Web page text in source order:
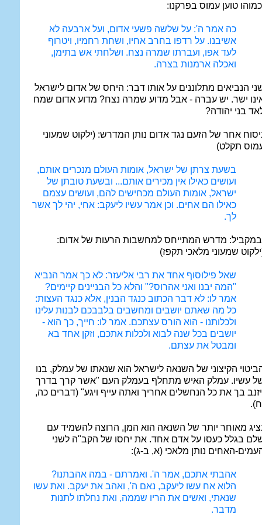
טוען עמוס בפרקנו:
כה אמר ה': על שלשה פשעי אדום, ועל ארבעה לא
אשיבנו. על רדפו בחרב אחיו, ושחת רחמיו, ויטרוף
לעד אפו, ועברתו שמרה נצח. ושלחתי אש בתימן,
ואכלה ארמנות בצרה.
הנביאים מתלוננים על אותו דבר: היחס של אדום לישראל
ישר. יש עברה - אבל מדוע שמרה נצח? מדוע אדום שמח
בני יהודה?
אחר של הזעם נגד אדום נותן המדרש: (ילקוט שמעוני
תקלט)
בשעת צרתן של ישראל, אומות העולם מנכרים אותם,
ועושים כאילו אין מכירים אותם... ובשעת טובתן של
ישראל, אומות העולם מכחישים להם, ועושים עצמם
כאילו הם אחים. וכן אמר עשיו ליעקב: אחי, יהי לך אשר
לך.
מדרש המתייחס למחשבות הרעות של אדום:
שמעוני מלאכי תקפז)
שאל פילוסוף אחד את רבי אליעזר: לא כך אמר הנביא
"המה יבנו ואני אהרוס?" והלא כל הבניינים קיימים?
אמר לו: לא דבר הכתוב כנגד הבנין, אלא כנגד העצות:
כל מה שאתם יושבים ומחשבים בלבבכם לבנות עלינו
ולכלותנו - הוא הורס עצתכם. אמר לו: חייך, כך הוא -
יושבים בכל שנה לבוא ולכלות אתכם, וזקן אחד בא
ומבטל את עצתם.
הקיצוני של השנאה לישראל הוא שנאתו של עמלק, בנו
עשיו. עמלק האיש מתחלף בעמלק העם "אשר קרך בדרך
בך את כל הנחשלים אחריך ואתה עייף ויגע" (דברים כה,
מאוחר יותר של השנאה הוא המן, הרוצה להשמיד עם
בגלל כעסו על אדם אחד. את יחסו של הקב"ה לשני
האחים נותן מלאכי (א, ב-ג):
אהבתי אתכם, אמר ה'. ואמרתם - במה אהבתנו?
הלוא אח עשו ליעקב, נאם ה', ואהב את יעקב. ואת עשו
שנאתי, ואשים את הריו שממה, ואת נחלתו לתנות
מדבר.